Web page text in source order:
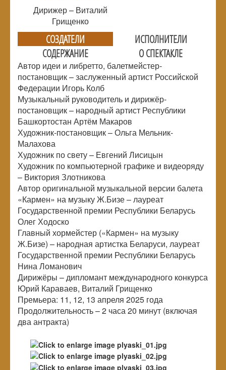
Дирижер – Виталий
Грищенко
СОЗДАТЕЛИ
ИСПОЛНИТЕЛИ
СОДЕРЖАНИЕ
О СПЕКТАКЛЕ
Автор идеи и либретто, балетмейстер-
постановщик – заслуженный артист Российской
Федерации Игорь Колб
Музыкальный руководитель и дирижёр-
постановщик – народный артист Республики
Башкортостан Артём Макаров
Художник-постановщик – Ольга Мельник-
Малахова
Художник по свету – Евгений Лисицын
Художник по компьютерной графике и видеоряду
– Виктория Злотникова
Автор оригинальной музыкальной версии балета
«Кармен» на музыку Ж.Бизе – лауреат
Государственной премии Республики Беларусь
Олег Ходоско
Главный хормейстер («Кармен» на музыку
Ж.Бизе) – народная артистка Беларуси, лауреат
Государственной премии Республики Беларусь
Нина Ломанович
Дирижёры – дипломант международного конкурса
Юрий Караваев, Виталий Грищенко
Премьера: 11, 12, 13 апреля 2025 года
Продолжительность – 2 часа 20 минут (включая
два антракта)